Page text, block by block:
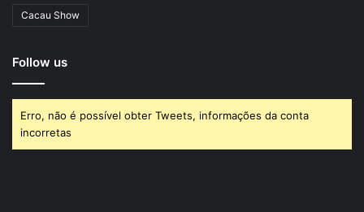
Cacau Show
Follow us
Erro, não é possível obter Tweets, informações da conta
incorretas